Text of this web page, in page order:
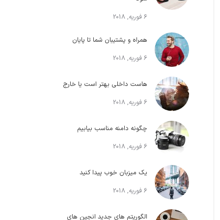
6 فوریه, 2018
همراه و پشتیبان شما تا پایان
6 فوریه, 2018
هاست داخلی بهتر است یا خارج
6 فوریه, 2018
چگونه دامنه مناسب بیابیم
6 فوریه, 2018
یک میزبان خوب پیدا کنید
6 فوریه, 2018
الگوریتم های جدید انجین های